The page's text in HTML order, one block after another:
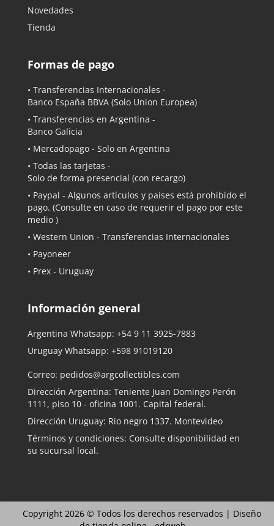
Novedades
Tienda
Formas de pago
• Transferencias Internacionales -
Banco España BBVA (Solo Union Europea)
• Transferencias en Argentina -
Banco Galicia
• Mercadopago - Solo en Argentina
• Todas las tarjetas -
Solo de forma presencial (con recargo)
• Paypal - Algunos artículos y países está prohibido el
pago. (Consulte en caso de requerir el pago por este
medio )
• Western Union - Transferencias Internacionales
• Payoneer
• Prex - Uruguay
Información general
Argentina Whatsapp: +54 9 11 3925-7883
Uruguay Whatsapp: +598 91019120
Correo: pedidos@argcollectibles.com
Dirección Argentina: Teniente Juan Domingo Perón
1111, piso 10 - oficina 1001. Capital federal.
Dirección Uruguay: Rio negro 1337. Montevideo
Términos y condiciones: Consulte disponibilidad en
su sucursal local.
Copyright 2026 © Todos los derechos reservados | Diseño